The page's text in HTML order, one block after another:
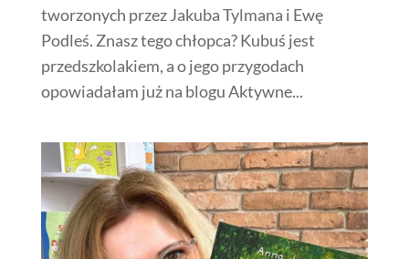
tworzonych przez Jakuba Tylmana i Ewę
Podleś. Znasz tego chłopca? Kubuś jest
przedszkolakiem, a o jego przygodach
opowiadałam już na blogu Aktywne...